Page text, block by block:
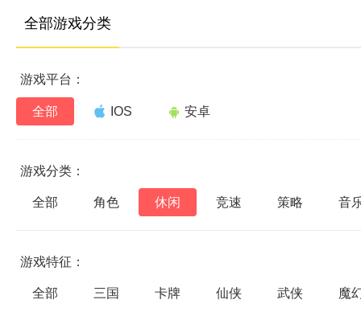
全部游戏分类
游戏平台：
全部 IOS 安卓
游戏分类：
全部 角色 休闲 竞速 策略 音
游戏特征：
全部 三国 卡牌 仙侠 武侠 魔